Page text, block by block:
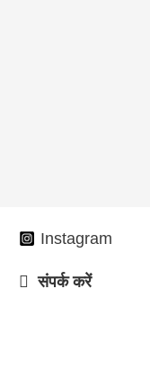
Instagram
संपर्क करें